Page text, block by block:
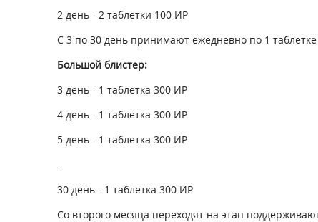
2 день - 2 таблетки 100 ИР
С 3 по 30 день принимают ежедневно по 1
Большой блистер:
3 день - 1 таблетка 300 ИР
4 день - 1 таблетка 300 ИР
5 день - 1 таблетка 300 ИР
-
30 день - 1 таблетка 300 ИР
Со второго месяца переходят на этап